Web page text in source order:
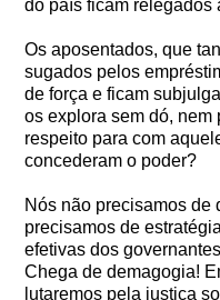
do país ficam relegados
Os aposentados, que
sugados pelos
de força e ficam
os explora sem dó,
respeito para com
concederam o poder?
Nós não precisamos de
precisamos de
efetivas dos
Chega de demagogia!
lutaremos pela justiça